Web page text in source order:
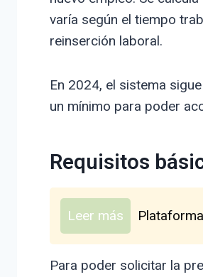
varía según el tiempo
reinserción laboral.
En 2024, el sistema
un mínimo para poder
Requisitos
Leer más
Para poder solicitar la